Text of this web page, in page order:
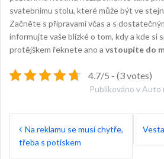
svatebnímu stolu, které může být ve
Začněte s přípravami včas a s
informujte vaše blízké o tom, kdy a kde si
protějškem řeknete ano a vstoupíte do
4.7/5 - (3 votes)
Publikováno vAuto
Navigace
proNa reklamu se musí chytře,
třeba s potiskem